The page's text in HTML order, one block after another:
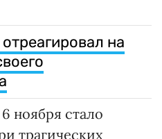
на
ноября стало
трагических